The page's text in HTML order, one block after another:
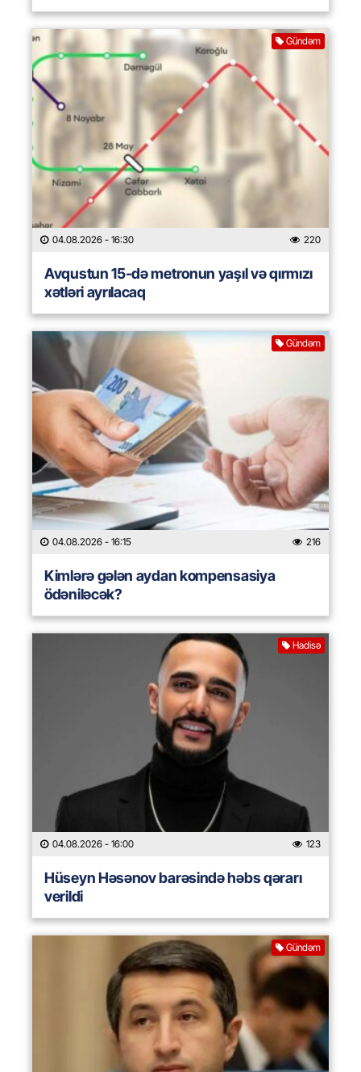
Gündəm
04.08.2026 - 16:30 220
Avqustun 15-də metronun yaşıl və qırmızı
xətləri ayrılacaq
Gündəm
04.08.2026 - 16:15 216
Kimlərə gələn aydan kompensasiya
ödəniləcək?
Hadisə
04.08.2026 - 16:00 123
Hüseyn Həsənov barəsində həbs qərarı
verildi
Gündəm